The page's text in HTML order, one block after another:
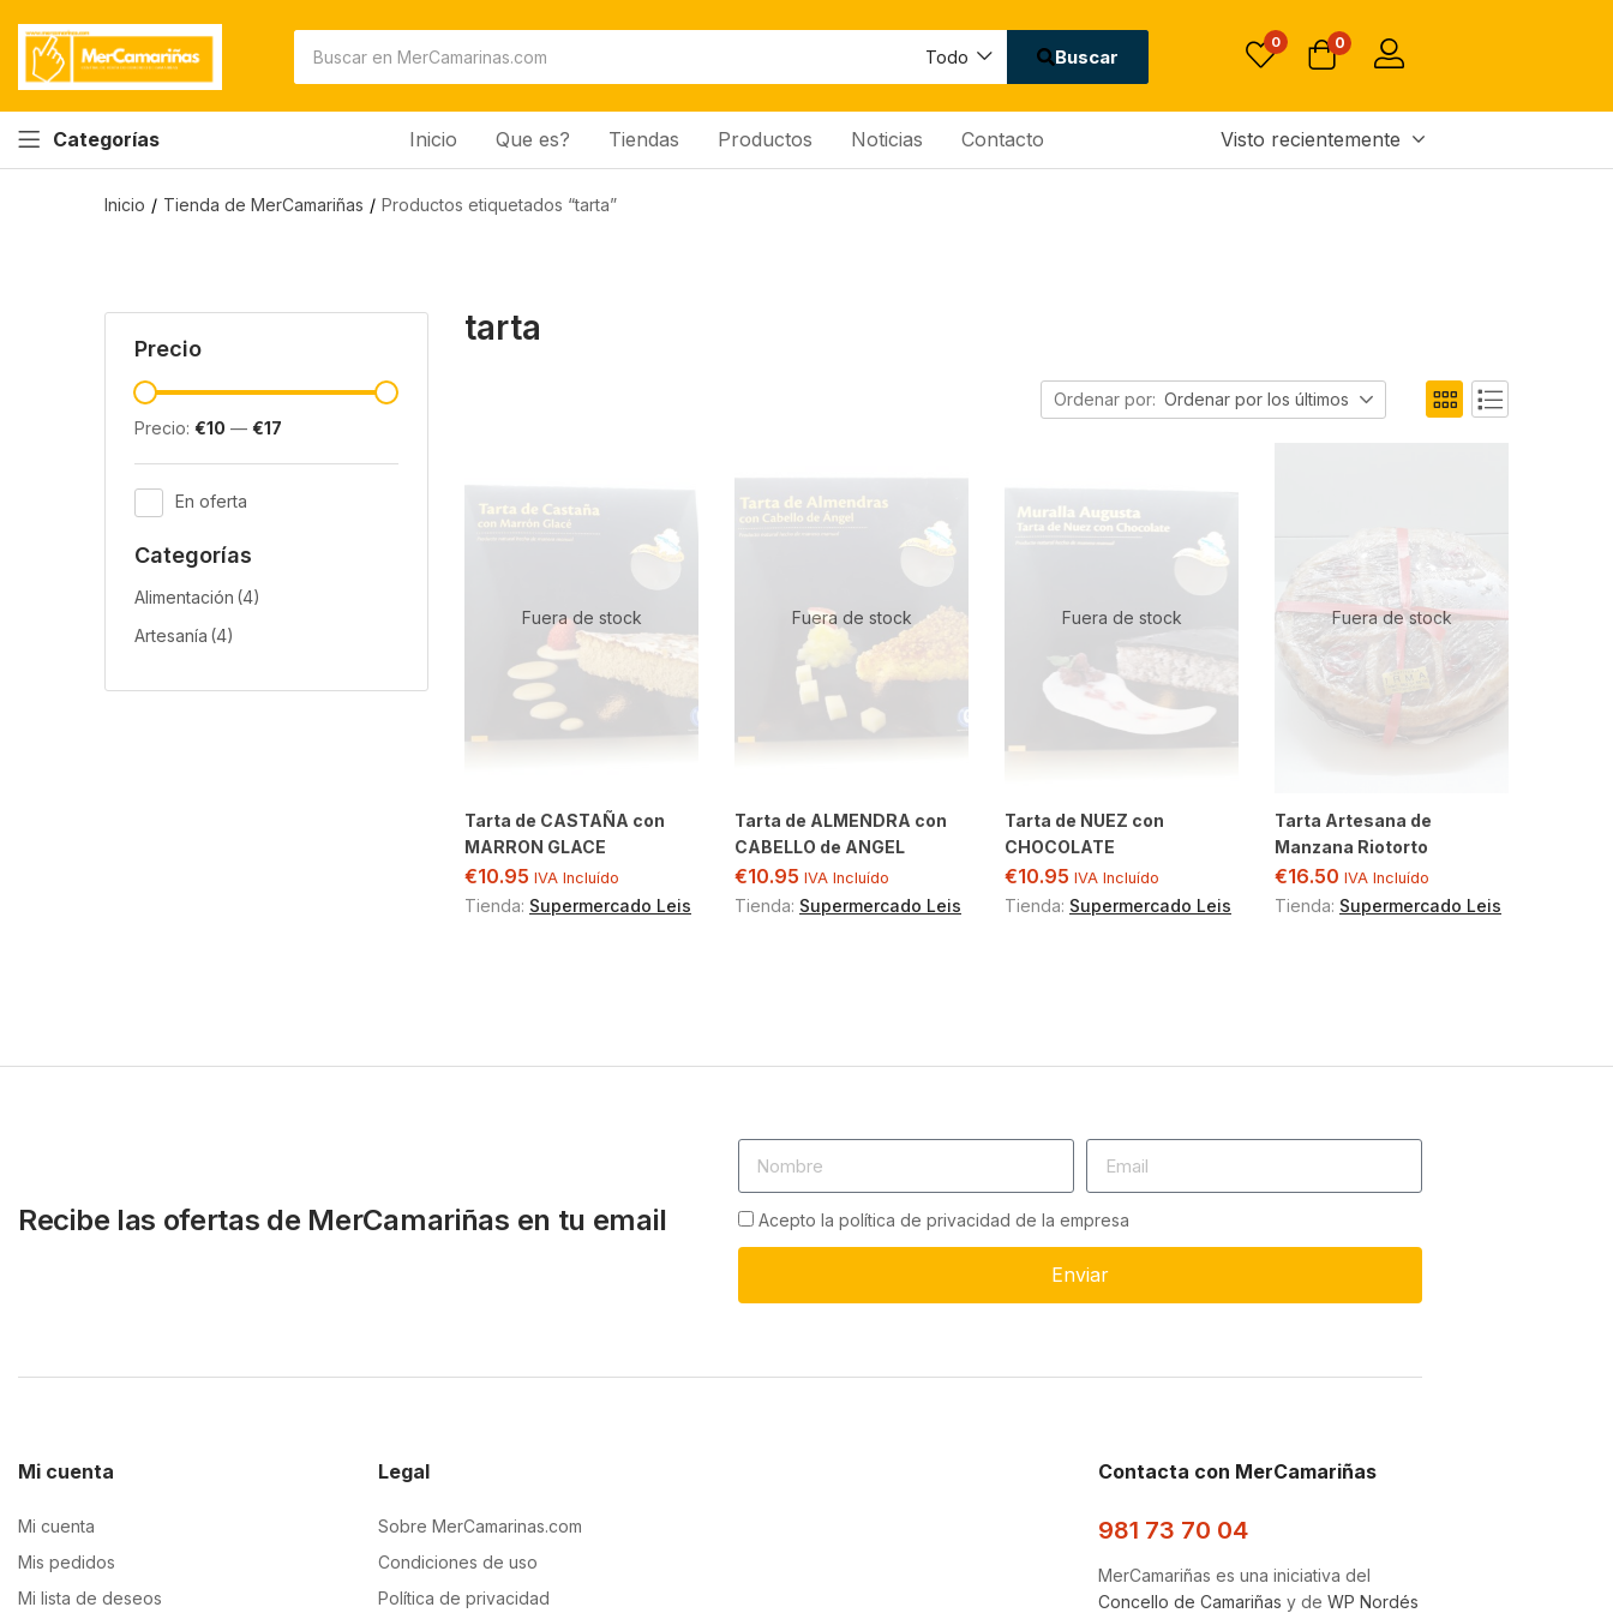
Todo Buscar
0 0
Categorías Inicio Que es? Tiendas Productos Noticias Contacto Visto recientemente
Inicio Tienda de MerCamariñas Productos etiquetados “tarta”
Precio
Precio: €10 — €17
En oferta
Categorías
Alimentación (4)
Artesanía (4)
tarta
Ordenar por: Ordenar por los últimos
Fuera de stock
Tarta de CASTAÑA con
MARRON GLACE
€10.95 IVA Incluído
Tienda: Supermercado Leis
Fuera de stock
Tarta de ALMENDRA con
CABELLO de ANGEL
€10.95 IVA Incluído
Tienda: Supermercado Leis
Fuera de stock
Tarta de NUEZ con
CHOCOLATE
€10.95 IVA Incluído
Tienda: Supermercado Leis
Fuera de stock
Tarta Artesana de
Manzana Riotorto
€16.50 IVA Incluído
Tienda: Supermercado Leis
Recibe las ofertas de MerCamariñas en tu email Acepto la política de privacidad de la empresa
Enviar
Mi cuenta
Mi cuenta
Mis pedidos
Mi lista de deseos
Legal
Sobre MerCamarinas.com
Condiciones de uso
Política de privacidad
Contacta con MerCamariñas
981 73 70 04
MerCamariñas es una iniciativa del
Concello de Camariñas y de WP Nordés